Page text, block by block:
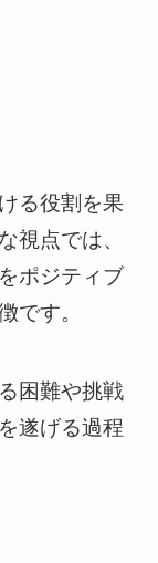
る役割を果
視点では、
ポジティブ
です。
困難や挑戦
遂げる過程